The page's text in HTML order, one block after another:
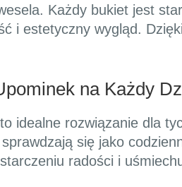
Każdy bukiet jest
i estetyczny wygląd.
na Każdy
idealne rozwiązanie dla
się jako
radości i